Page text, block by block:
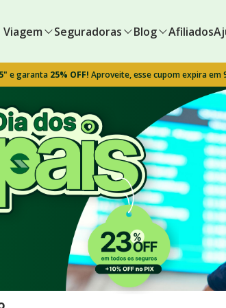
Seguradoras Blog Afiliados
e garanta 25% OFF! Aproveite, esse cupom expira em